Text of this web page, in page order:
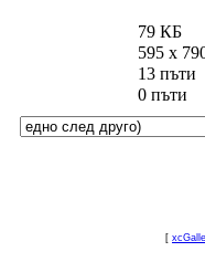
79 КБ
595 x
13 пъти
0 пъти
[